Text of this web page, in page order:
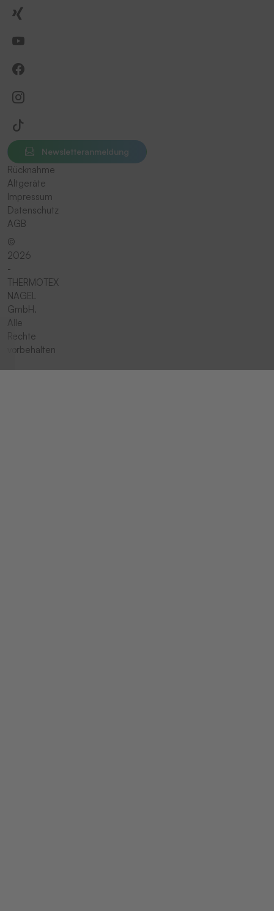
Newsletteranmeldung
Rücknahme
Altgeräte
Impressum
Datenschutz
AGB
©
2026
-
THERMOTEX
NAGEL
GmbH.
Alle
Rechte
vorbehalten